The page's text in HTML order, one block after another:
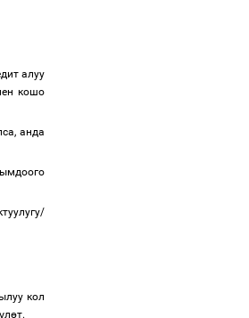
алуу
кошо
анда
кол
үлөт.